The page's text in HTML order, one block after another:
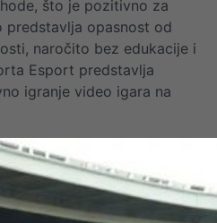
što je pozitivno za
predstavlja opasnost od
naročito bez edukacije i
Esport predstavlja
igranje video igara na